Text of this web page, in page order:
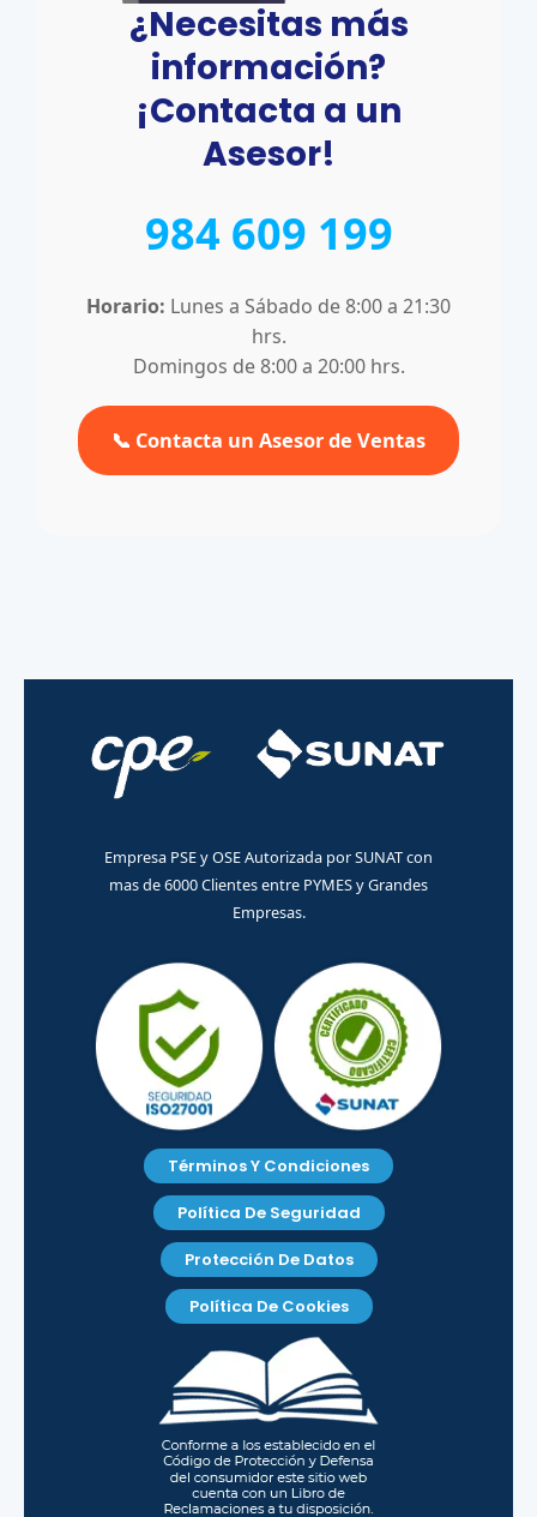
¿Necesitas más
información?
¡Contacta a un
Asesor!
984 609 199
Horario: Lunes a Sábado de 8:00 a 21:30
hrs.
Domingos de 8:00 a 20:00 hrs.
📞 Contacta un Asesor de Ventas
Empresa PSE y OSE Autorizada por SUNAT con
mas de 6000 Clientes entre PYMES y Grandes
Empresas.
Términos Y Condiciones
Política De Seguridad
Protección De Datos
Política De Cookies